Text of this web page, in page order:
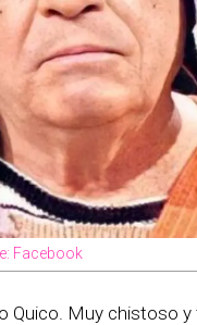
Facebook
Quico. Muy chistoso